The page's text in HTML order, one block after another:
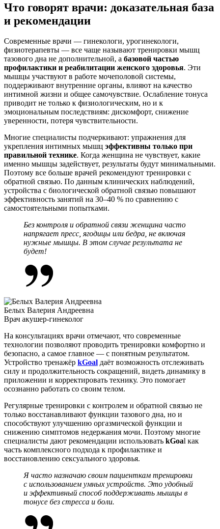
Что говорят врачи: доказательная база
и рекомендации
Современные врачи — гинекологи, урогинекологи,
физиотерапевты — все чаще называют тренировки мышц
тазового дна не дополнительной, а базовой частью
профилактики и реабилитации женского здоровья. Эти
мышцы участвуют в работе мочеполовой системы,
поддерживают внутренние органы, влияют на качество
интимной жизни и общее самочувствие. Ослабление тонуса
приводит не только к физиологическим, но и к
эмоциональным последствиям: дискомфорт, снижение
уверенности, потеря чувствительности.
Многие специалисты подчеркивают: упражнения для
укрепления интимных мышц эффективны только при
правильной технике. Когда женщина не чувствует, какие
именно мышцы задействует, результаты будут минимальными.
Поэтому все больше врачей рекомендуют тренировки с
обратной связью. По данным клинических наблюдений,
устройства с биологической обратной связью повышают
эффективность занятий на 30–40 % по сравнению с
самостоятельными попытками.
Без контроля и обратной связи женщина часто
напрягает пресс, ягодицы или бедра, не включая
нужные мышцы. В этом случае результата не
будет!
Белых Валерия Андреевна
Врач акушер-гинеколог
На консультациях врачи отмечают, что современные
технологии позволяют проводить тренировки комфортно и
безопасно, а самое главное — с понятным результатом.
Устройство тренажёр kGoal даёт возможность отслеживать
силу и продолжительность сокращений, видеть динамику в
приложении и корректировать технику. Это помогает
осознанно работать со своим телом.
Регулярные тренировки с контролем и обратной связью не
только восстанавливают функции тазового дна, но и
способствуют улучшению оргазмической функции и
снижению симптомов недержания мочи. Поэтому многие
специалисты дают рекомендации использовать kGoal как
часть комплексного подхода к профилактике и
восстановлению сексуального здоровья.
Я часто назначаю своим пациенткам тренировки
с использованием умных устройств. Это удобный
и эффективный способ поддерживать мышцы в
тонусе без стресса и боли.